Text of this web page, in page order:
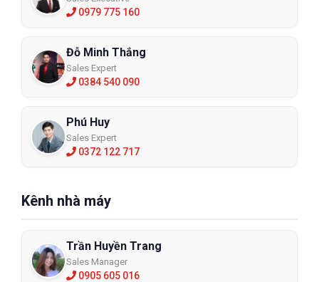
0979 775 160
Đỗ Minh Thắng
Sales Expert
0384 540 090
Phú Huy
Sales Expert
0372 122 717
Kênh nhà máy
Trần Huyền Trang
Sales Manager
0905 605 016